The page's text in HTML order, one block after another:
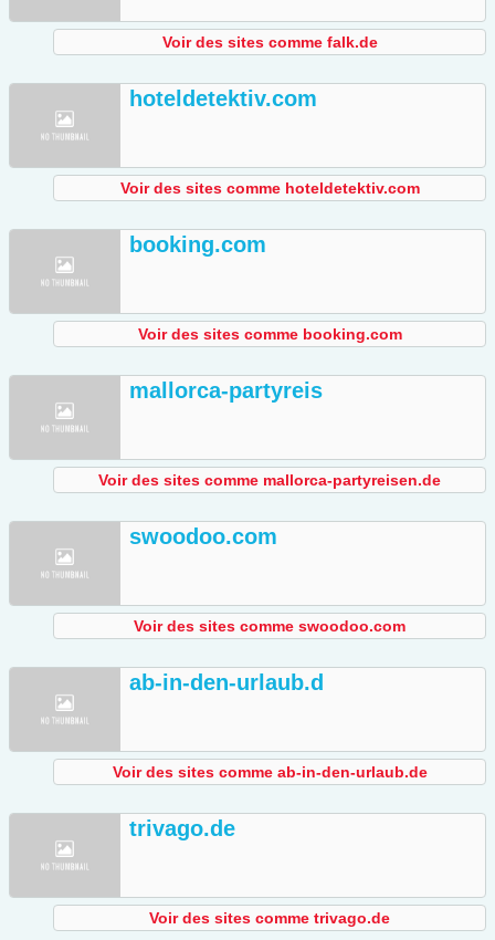
Voir des sites comme falk.de
hoteldetektiv.com
Voir des sites comme hoteldetektiv.com
booking.com
Voir des sites comme booking.com
mallorca-partyreis
Voir des sites comme mallorca-partyreisen.de
swoodoo.com
Voir des sites comme swoodoo.com
ab-in-den-urlaub.d
Voir des sites comme ab-in-den-urlaub.de
trivago.de
Voir des sites comme trivago.de